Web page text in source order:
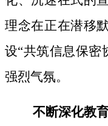
理念在正在潜移
设“共筑信息保密
强烈气氛。
不断深化教